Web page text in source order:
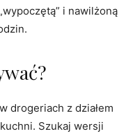
i nawilżoną
drogeriach z działem
Szukaj wersji